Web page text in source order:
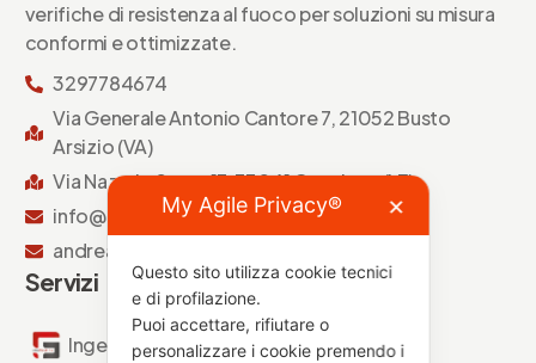
verifiche di resistenza al fuoco per soluzioni su misura
conformi e ottimizzate.
3297784674
Via Generale Antonio Cantore 7, 21052 Busto
Arsizio (VA)
Via Nazario Sauro 17, 73041 Carmiano (LE)
info@fseng-antincendio.it
andrea.quarta@fseng-antincendio.it
Servizi
Ingegneria Antincendio
My Agile Privacy® ✕
Questo sito utilizza cookie tecnici
e di profilazione.
Puoi accettare, rifiutare o
personalizzare i cookie premendo i